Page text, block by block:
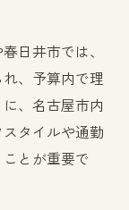
基本を押
返済負担対
の適正な関
日井市では、
、予算内で理
、名古屋市内
タイルや通勤
とが重要で